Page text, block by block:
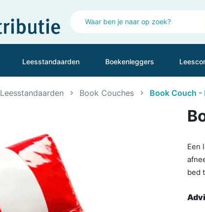
Leesstandaarden Boekenleggers
Leesstandaarden Book Couches Book Couch -
Een
bed